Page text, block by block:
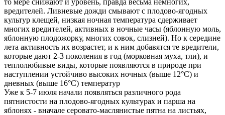
вредителей. Ливневые дожди смывают с плодово-ягодных
культур клещей, низкая ночная температура сдерживает
многих вредителей, активных в ночные часы (яблонную моль,
яблонную плодожорку, многих совок, слизней). Но к середине
лета активность их возрастет, и к ним добавятся те вредители,
которые дают 2-3 поколения в год (морковная муха, тли), и
теплолюбивые виды, которые появляются в природе при
наступлении устойчиво высоких ночных (выше 12°С) и
дневных (выше 16°С) температур
Уже к 5-7 июля начали появляться различного рода
пятнистости на плодово-ягодных культурах и парша на
яблонях - вначале серовато-маслянистые пятна на листьях,